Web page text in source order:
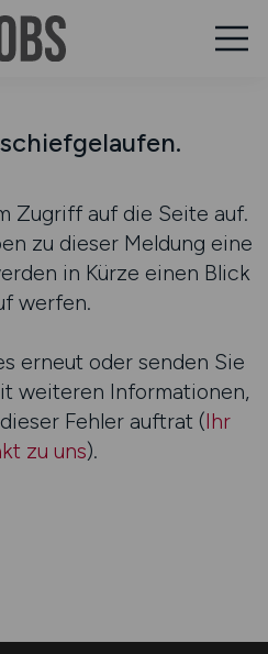
Zugriff auf die Seite auf.
zu dieser Meldung eine
in Kürze einen Blick
werfen.
erneut oder senden Sie
weiteren Informationen,
Fehler auftrat (Ihr
zu uns).